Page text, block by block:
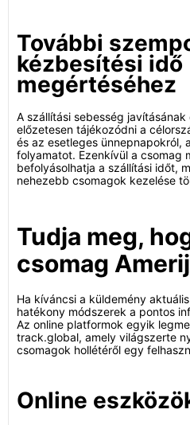
További
kézbesítési idő
megértéséhez
A szállítási sebesség
előzetesen tájékozódni a
és az esetleges ünnepnapokról,
folyamatot. Ezenkívül a csomag
befolyásolhatja a szállítási időt,
nehezebb csomagok kezelése
Tudja meg,
csomag
Ha kíváncsi a küldemény
hatékony módszerek a pontos
Az online platformok egyik
track.global, amely világszerte
csomagok hollétéről egy
Online